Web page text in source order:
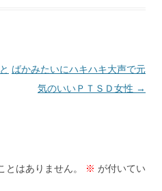
ばかみたいにハキハキ大声で元
気のいいＰＴＳＤ女性 →
はありません。 ※ が付いてい